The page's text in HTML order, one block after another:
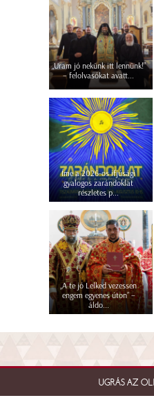
„Uram jó nekünk itt lennünk!”
– felolvasókat avatt...
Íme a 2026-os ifjúsági
gyalogos zarándoklat
részletes p...
„A te jó Lelked vezessen
engem egyenes úton” –
áldo...
UGRÁS AZ